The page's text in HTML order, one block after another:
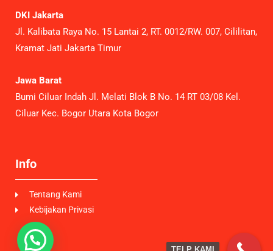
DKI Jakarta
Jl. Kalibata Raya No. 15 Lantai 2, RT. 0012/RW. 007, Cililitan,
Kramat Jati Jakarta Timur
Jawa Barat
Bumi Ciluar Indah Jl. Melati Blok B No. 14 RT 03/08 Kel.
Ciluar Kec. Bogor Utara Kota Bogor
Info
Tentang Kami
Kebijakan Privasi